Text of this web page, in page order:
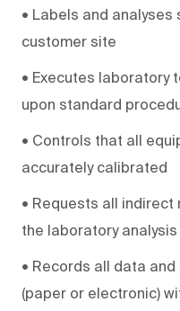
• Labels and
customer site
• Executes laboratory
upon standard
• Controls that all
accurately calibrated
• Requests all
the laboratory analysis
• Records all data
(paper or electronic)